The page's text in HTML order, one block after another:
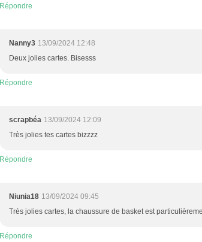
Répondre
Nanny3 13/09/2024 12:48
Deux jolies cartes. Bisesss
Répondre
scrapbéa 13/09/2024 12:09
Très jolies tes cartes bizzzz
Répondre
Niunia18 13/09/2024 09:45
Très jolies cartes, la chaussure de basket est
Répondre